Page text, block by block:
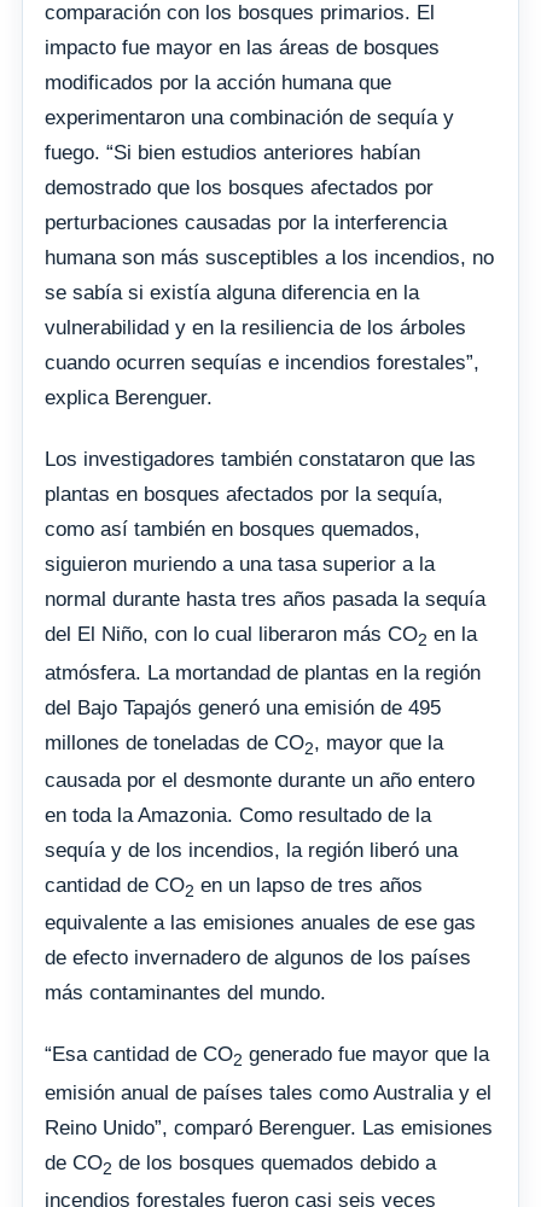
comparación con los bosques primarios. El
impacto fue mayor en las áreas de bosques
modificados por la acción humana que
experimentaron una combinación de sequía y
fuego. “Si bien estudios anteriores habían
demostrado que los bosques afectados por
perturbaciones causadas por la interferencia
humana son más susceptibles a los incendios, no
se sabía si existía alguna diferencia en la
vulnerabilidad y en la resiliencia de los árboles
cuando ocurren sequías e incendios forestales”,
explica Berenguer.
Los investigadores también constataron que las
plantas en bosques afectados por la sequía,
como así también en bosques quemados,
siguieron muriendo a una tasa superior a la
normal durante hasta tres años pasada la sequía
del El Niño, con lo cual liberaron más CO2 en la
atmósfera. La mortandad de plantas en la región
del Bajo Tapajós generó una emisión de 495
millones de toneladas de CO2, mayor que la
causada por el desmonte durante un año entero
en toda la Amazonia. Como resultado de la
sequía y de los incendios, la región liberó una
cantidad de CO2 en un lapso de tres años
equivalente a las emisiones anuales de ese gas
de efecto invernadero de algunos de los países
más contaminantes del mundo.
“Esa cantidad de CO2 generado fue mayor que la
emisión anual de países tales como Australia y el
Reino Unido”, comparó Berenguer. Las emisiones
de CO2 de los bosques quemados debido a
incendios forestales fueron casi seis veces